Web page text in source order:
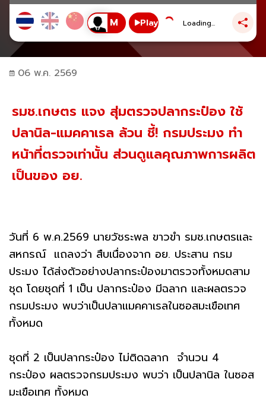
Play Loading...
06 พ.ค. 2569
รมช.เกษตร แจง สุ่มตรวจปลากระป๋อง ใช้
ปลานิล-แมคคาเรล ล้วน ชี้! กรมประมง ทำ
หน้าที่ตรวจเท่านั้น ส่วนดูแลคุณภาพการผลิต
เป็นของ อย.
วันที่ 6 พ.ค.2569 นายวัชระพล ขาวขำ รมช.เกษตรและ
สหกรณ์ แถลงว่า สืบเนื่องจาก อย. ประสาน กรม
ประมง ได้ส่งตัวอย่างปลากระป๋องมาตรวจทั้งหมดสาม
ชุด โดยชุดที่ 1 เป็น ปลากระป๋อง มีฉลาก และผลตรวจ
กรมประมง พบว่าเป็นปลาแมคคาเรลในซอสมะเขือเทศ
ทั้งหมด
ชุดที่ 2 เป็นปลากระป๋อง ไม่ติดฉลาก จำนวน 4
กระป๋อง ผลตรวจกรมประมง พบว่า เป็นปลานิล ในซอส
มะเขือเทศ ทั้งหมด